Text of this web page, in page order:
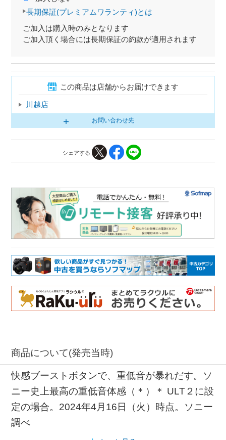
長期保証(プレミアムワランティ)とは
ご加入は購入時のみとなります
ご加入頂く場合には長期保証の約款が適用されます
この商品は店舗からお届けできます
川越店
お問い合わせ先
シェアする
商品について(発売当時)
快感ブーストボタンで、重低音が暴れだす。ソ
ニー史上最高の重低音体感（＊）＊ ULT２に設
定の場合。2024年4月16日（火）時点。ソニー
調べ